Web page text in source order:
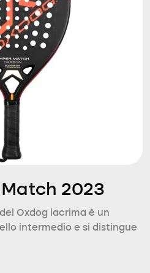
2023
Oxdog lacrima è un
intermedio e si distingue